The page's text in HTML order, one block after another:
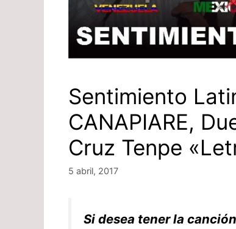
Sentimiento
CANAPIARE,
Cruz Tenpe
5 abril, 2017
Si desea tener la